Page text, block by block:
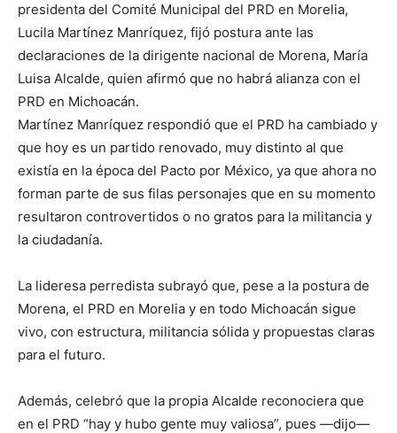
presidenta del Comité Municipal del PRD en Morelia,
Lucila Martínez Manríquez, fijó postura ante las
declaraciones de la dirigente nacional de Morena, María
Luisa Alcalde, quien afirmó que no habrá alianza con el
PRD en Michoacán.
Martínez Manríquez respondió que el PRD ha cambiado y
que hoy es un partido renovado, muy distinto al que
existía en la época del Pacto por México, ya que ahora no
forman parte de sus filas personajes que en su momento
resultaron controvertidos o no gratos para la militancia y
la ciudadanía.
La lideresa perredista subrayó que, pese a la postura de
Morena, el PRD en Morelia y en todo Michoacán sigue
vivo, con estructura, militancia sólida y propuestas claras
para el futuro.
Además, celebró que la propia Alcalde reconociera que
en el PRD “hay y hubo gente muy valiosa”, pues —dijo—